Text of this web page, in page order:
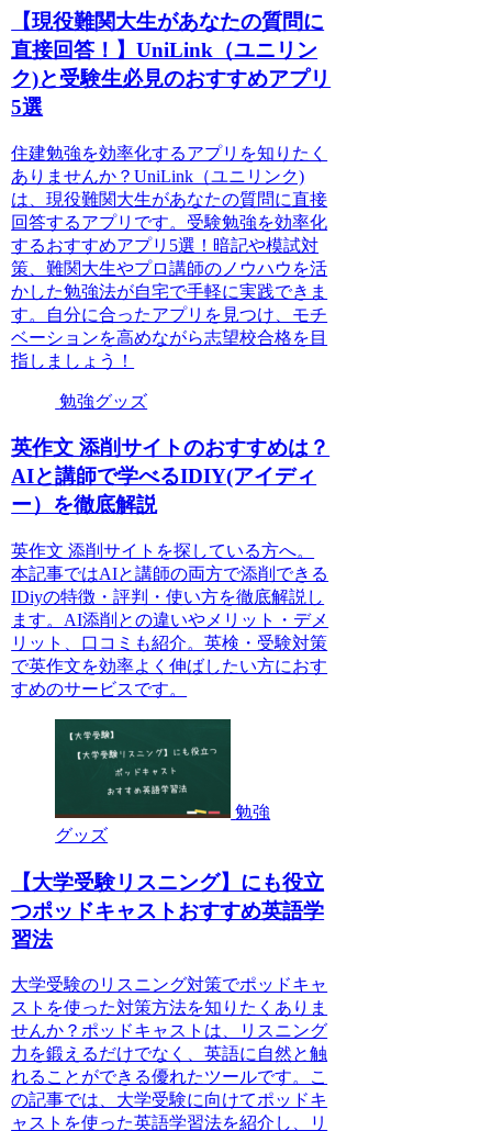
【現役難関大生があなたの質問に
直接回答！】UniLink（ユニリン
ク)と受験生必見のおすすめアプリ
5選
住建勉強を効率化するアプリを知りたく
ありませんか？UniLink（ユニリンク)
は、現役難関大生があなたの質問に直接
回答するアプリです。受験勉強を効率化
するおすすめアプリ5選！暗記や模試対
策、難関大生やプロ講師のノウハウを活
かした勉強法が自宅で手軽に実践できま
す。自分に合ったアプリを見つけ、モチ
ベーションを高めながら志望校合格を目
指しましょう！
勉強グッズ
英作文 添削サイトのおすすめは？
AIと講師で学べるIDIY(アイディ
ー）を徹底解説
英作文 添削サイトを探している方へ。
本記事ではAIと講師の両方で添削できる
IDiyの特徴・評判・使い方を徹底解説し
ます。AI添削との違いやメリット・デメ
リット、口コミも紹介。英検・受験対策
で英作文を効率よく伸ばしたい方におす
すめのサービスです。
勉強
グッズ
【大学受験リスニング】にも役立
つポッドキャストおすすめ英語学
習法
大学受験のリスニング対策でポッドキャ
ストを使った対策方法を知りたくありま
せんか？ポッドキャストは、リスニング
力を鍛えるだけでなく、英語に自然と触
れることができる優れたツールです。こ
の記事では、大学受験に向けてポッドキ
ャストを使った英語学習法を紹介し、リ